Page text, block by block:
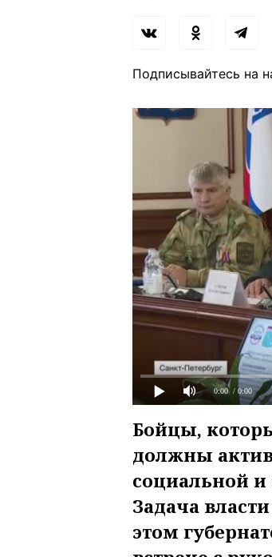
Подписывайтесь на
0:00 / 0:00
Бойцы,
должны
социальной
Задача
этом